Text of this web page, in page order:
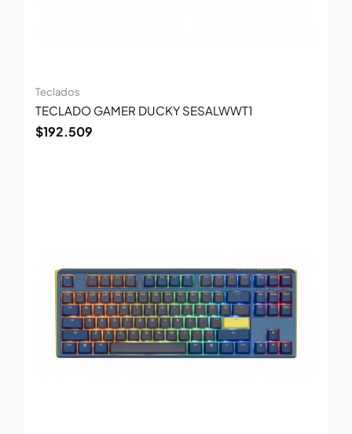
Teclados
TECLADO GAMER DUCKY SESALWWT1
$192.509